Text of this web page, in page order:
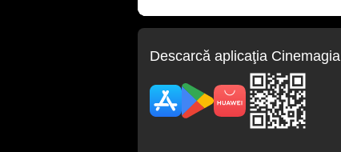
Descarcă aplicaţia Cinemagia